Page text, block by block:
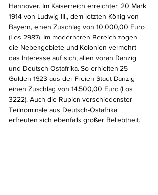
Hannover. Im Kaiserreich erreichten 20 Mark
1914 von Ludwig III., dem letzten König von
Bayern, einen Zuschlag von 10.000,00 Euro
(Los 2987). Im moderneren Bereich zogen
die Nebengebiete und Kolonien vermehrt
das Interesse auf sich, allen voran Danzig
und Deutsch-Ostafrika. So erhielten 25
Gulden 1923 aus der Freien Stadt Danzig
einen Zuschlag von 14.500,00 Euro (Los
3222). Auch die Rupien verschiedenster
Teilnominale aus Deutsch-Ostafrika
erfreuten sich ebenfalls großer Beliebtheit.